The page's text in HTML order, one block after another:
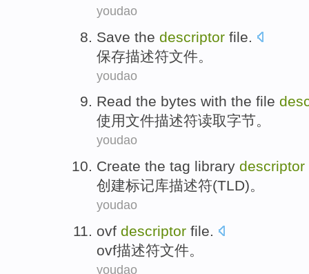
youdao
Save the descriptor file
保存描述符文件。
youdao
Read the bytes with the file
使用文件描述符读取字节。
youdao
Create the tag library descriptor
创建标记库描述符(TLD)。
youdao
ovf descriptor file.
ovf描述符文件。
youdao